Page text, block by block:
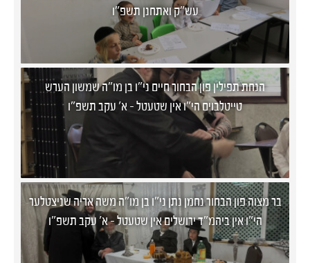
עש"ק ואתחנן תשפ"ו
הנחת תפילין פון הבחור חיים ני"ו בן מו"ה שמשון הערש
טייטלבוים הי"ו אין שטעטל - א' עקב תשפ"ו
בר מצוה פון הבחור נחמן נתן ני"ו בן מו"ה משה אריה שניצטלער
הי"ו אין ביהמ"ד ירושלים אין שטעטל - א' עקב תשפ"ו